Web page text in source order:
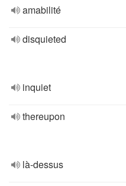
amabilité
disquieted
inquiet
thereupon
là-dessus